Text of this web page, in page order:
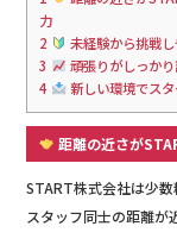
力
2
未経験から挑戦
3
頑張りがしっか
4
新しい環境でス
距離の近さが
START株式会社は少数
スタッフ同士の距離が